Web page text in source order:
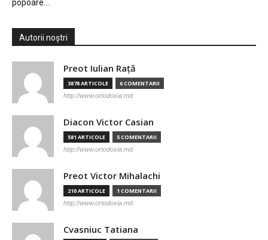
popoare…
Autorii noștri
Preot Iulian Raţă
3878 ARTICOLE 6 COMENTARII
http://www.ortodoxia.md
Diacon Victor Casian
581 ARTICOLE 5 COMENTARII
http://www.ortodoxia.md
Preot Victor Mihalachi
210 ARTICOLE 1 COMENTARII
http://www.ortodoxia.md
Cvasniuc Tatiana